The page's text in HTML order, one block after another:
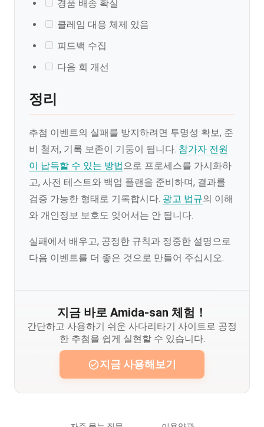
경품 배송 확실
클레임 대응 체제 있음
피드백 수집
다음 회 개선
정리
추첨 이벤트의 실패를 방지하려면 투명성 확보, 준
비 철저, 기록 보존이 기둥이 됩니다. 참가자 전원
이 납득할 수 있는 방법으로 프로세스를 가시화하
고, 사전 테스트와 백업 플랜을 준비하며, 결과를
검증 가능한 형태로 기록합시다. 광고 법규의 이해
와 개인정보 보호도 잊어서는 안 됩니다.
실패에서 배우고, 공정한 규칙과 정중한 설명으로
다음 이벤트를 더 좋은 것으로 만들어 주십시오.
지금 바로 Amida-san 체험！
간단하고 사용하기 쉬운 사다리타기 사이트로 공정
한 추첨을 쉽게 실현할 수 있습니다.
지금 사용해보기